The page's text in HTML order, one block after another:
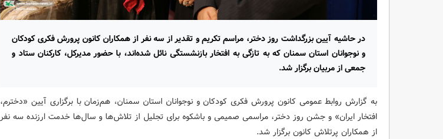
در حاشیه آیین بزرگداشت روز دختر، مراسم تکریم و تقدیر از سه نفر از همکاران کانون پرورش فکری کودکان
و نوجوانان استان سمنان که به تازگی به افتخار بازنشستگی نائل شده‌اند، با حضور مدیرکل، کارکنان ستاد و
جمعی از مربیان برگزار شد.
به گزارش روابط عمومی کانون پرورش فکری کودکان و نوجوانان استان سمنان، هم‌زمان با برگزاری آیین «دخترم،
افتخار ایران» و جشن روز دختر، مراسمی صمیمی و باشکوه برای تجلیل از تلاش‌ها و سال‌ها خدمت ارزنده سه نفر
از همکاران پرتلاش کانون برگزار شد.